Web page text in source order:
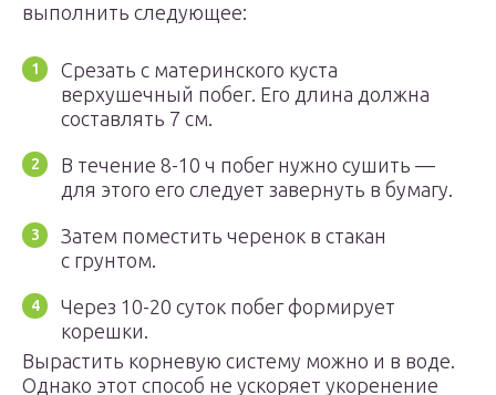
выполнить следующее:
Срезать с материнского куста
верхушечный побег. Его длина должна
составлять 7 см.
В течение 8-10 ч побег нужно сушить —
для этого его следует завернуть в бумагу.
Затем поместить черенок в стакан
с грунтом.
Через 10-20 суток побег формирует
корешки.
Вырастить корневую систему можно и в воде.
Однако этот способ не ускоряет укоренение